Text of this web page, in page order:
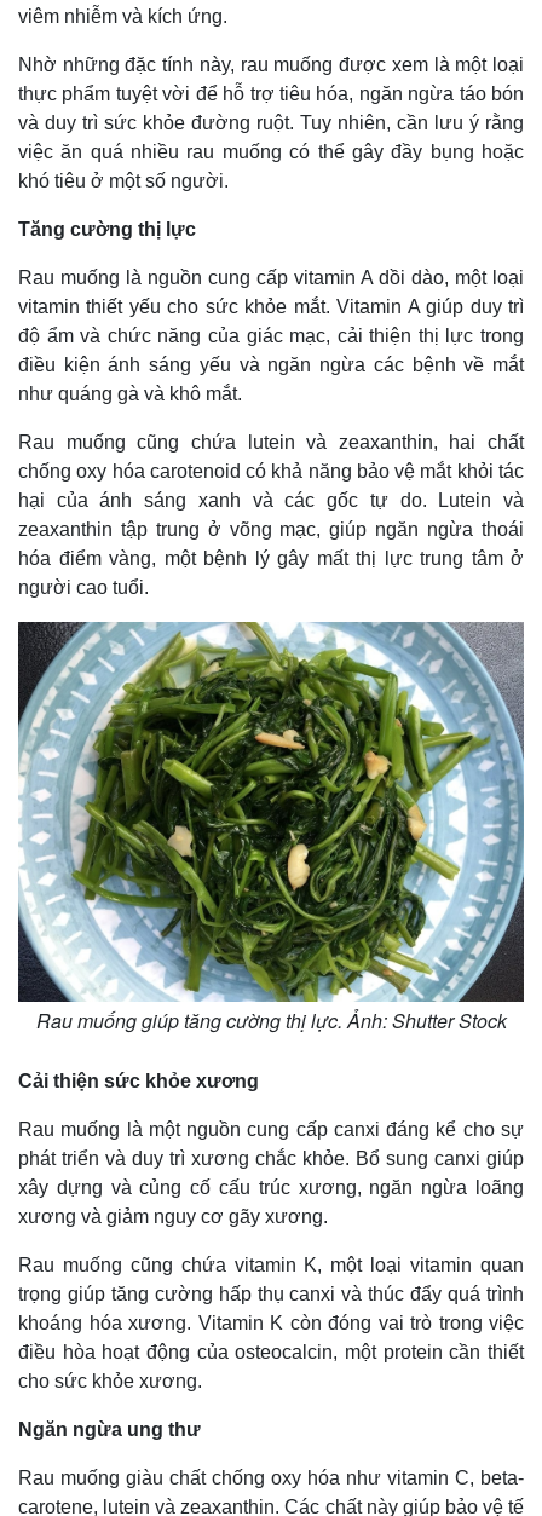
Bất động sản
Khởi nghiệp
Giá vàng
Tiêu dùng
Tỷ giá
Chứng khoán
Pháp luật
Vụ án
Tin nóng
Vũ khí
Việt Nam
viêm nhiễm và kích ứng.
Nhờ những đặc tính này, rau muống được xem là một loại
thực phẩm tuyệt vời để hỗ trợ tiêu hóa, ngăn ngừa táo bón
và duy trì sức khỏe đường ruột. Tuy nhiên, cần lưu ý rằng
việc ăn quá nhiều rau muống có thể gây đầy bụng hoặc
khó tiêu ở một số người.
Tăng cường thị lực
Rau muống là nguồn cung cấp vitamin A dồi dào, một loại
vitamin thiết yếu cho sức khỏe mắt. Vitamin A giúp duy trì
độ ẩm và chức năng của giác mạc, cải thiện thị lực trong
điều kiện ánh sáng yếu và ngăn ngừa các bệnh về mắt
như quáng gà và khô mắt.
Rau muống cũng chứa lutein và zeaxanthin, hai chất
chống oxy hóa carotenoid có khả năng bảo vệ mắt khỏi tác
hại của ánh sáng xanh và các gốc tự do. Lutein và
zeaxanthin tập trung ở võng mạc, giúp ngăn ngừa thoái
hóa điểm vàng, một bệnh lý gây mất thị lực trung tâm ở
người cao tuổi.
Rau muống giúp tăng cường thị lực. Ảnh: Shutter Stock
Cải thiện sức khỏe xương
Rau muống là một nguồn cung cấp canxi đáng kể cho sự
phát triển và duy trì xương chắc khỏe. Bổ sung canxi giúp
xây dựng và củng cố cấu trúc xương, ngăn ngừa loãng
xương và giảm nguy cơ gãy xương.
Rau muống cũng chứa vitamin K, một loại vitamin quan
trọng giúp tăng cường hấp thụ canxi và thúc đẩy quá trình
khoáng hóa xương. Vitamin K còn đóng vai trò trong việc
điều hòa hoạt động của osteocalcin, một protein cần thiết
cho sức khỏe xương.
Ngăn ngừa ung thư
Rau muống giàu chất chống oxy hóa như vitamin C, beta-
carotene, lutein và zeaxanthin. Các chất này giúp bảo vệ tế